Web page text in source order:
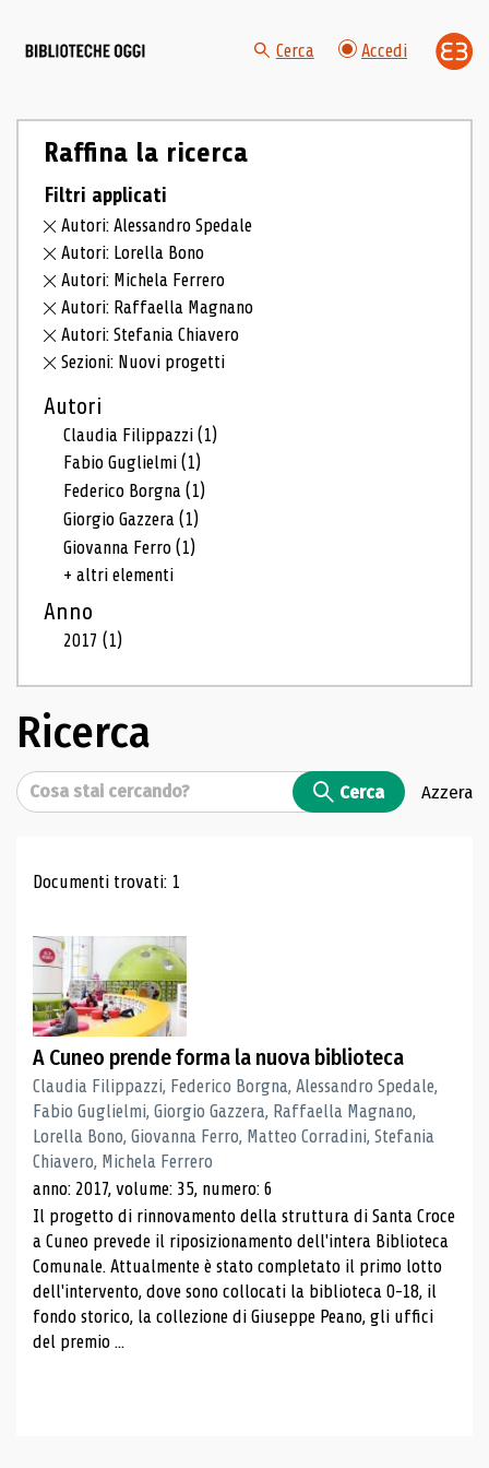
Cerca Accedi
Raffina la ricerca
Filtri applicati
Autori: Alessandro Spedale
Autori: Lorella Bono
Autori: Michela Ferrero
Autori: Raffaella Magnano
Autori: Stefania Chiavero
Sezioni: Nuovi progetti
Autori
Claudia Filippazzi(1)
Fabio Guglielmi(1)
Federico Borgna(1)
Giorgio Gazzera(1)
Giovanna Ferro(1)
+ altri elementi
Anno
2017(1)
Ricerca
Cerca Cerca Azzera
Risultati di ricerca
Documenti trovati: 1
A Cuneo prende forma la nuova biblioteca
Claudia Filippazzi, Federico Borgna, Alessandro Spedale,
Fabio Guglielmi, Giorgio Gazzera, Raffaella Magnano,
Lorella Bono, Giovanna Ferro, Matteo Corradini, Stefania
Chiavero, Michela Ferrero
anno: 2017, volume: 35, numero: 6
Il progetto di rinnovamento della struttura di Santa Croce
a Cuneo prevede il riposizionamento dell'intera Biblioteca
Comunale. Attualmente è stato completato il primo lotto
dell'intervento, dove sono collocati la biblioteca 0-18, il
fondo storico, la collezione di Giuseppe Peano, gli uffici
del premio ...